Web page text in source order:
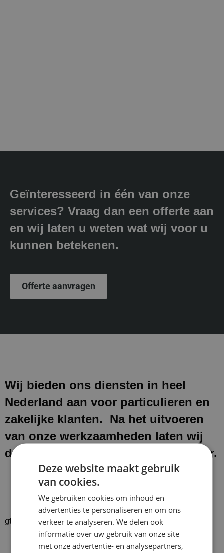
Geïnteresseerd in één van onze
services? Vraag dan een offerte aan
en wij laten u weten wat wij voor u
kunnen betekenen.
Offerte aanvragen
Wij bieden ons diensten in heel
Nederland aan voor particulieren en
zakelijke klanten. Na het uitvoeren
van onze werkzaamheden laten wij
de werkplek schoon en netjes achter.
gtrspvjgtroijvghtrs
Klusbedrijf CG Company
Deze website maakt gebruik
van cookies.
We gebruiken cookies om inhoud en
advertenties te personaliseren en om ons
verkeer te analyseren. We delen ook
informatie over uw gebruik van onze site
met onze advertentie- en analysepartners,